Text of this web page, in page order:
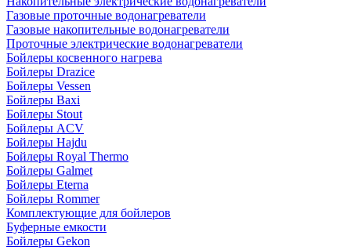
Газовые проточные водонагреватели
Газовые накопительные водонагреватели
Проточные электрические водонагреватели
Бойлеры косвенного нагрева
Бойлеры Drazice
Бойлеры Vessen
Бойлеры Baxi
Бойлеры Stout
Бойлеры ACV
Бойлеры Hajdu
Бойлеры Royal Thermo
Бойлеры Galmet
Бойлеры Eterna
Бойлеры Rommer
Комплектующие для бойлеров
Буферные емкости
Бойлеры Gekon